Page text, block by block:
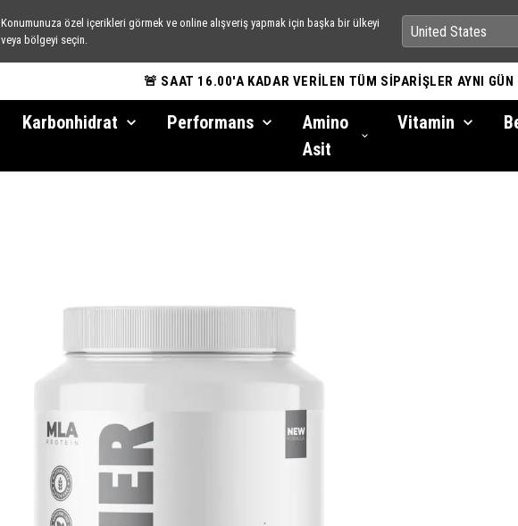
Konumunuza özel içerikleri görmek ve online alışveriş yapmak için başka bir ülkeyi
veya bölgeyi seçin.
🚨 SAAT 16.00'A KADAR VERİLEN TÜM SİPARİŞLER AYNI GÜN
Karbonhidrat Performans
Amino
Asit
Vitamin